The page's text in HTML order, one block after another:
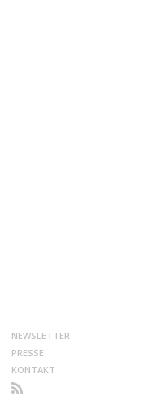
NEWSLETTER
PRESSE
KONTAKT